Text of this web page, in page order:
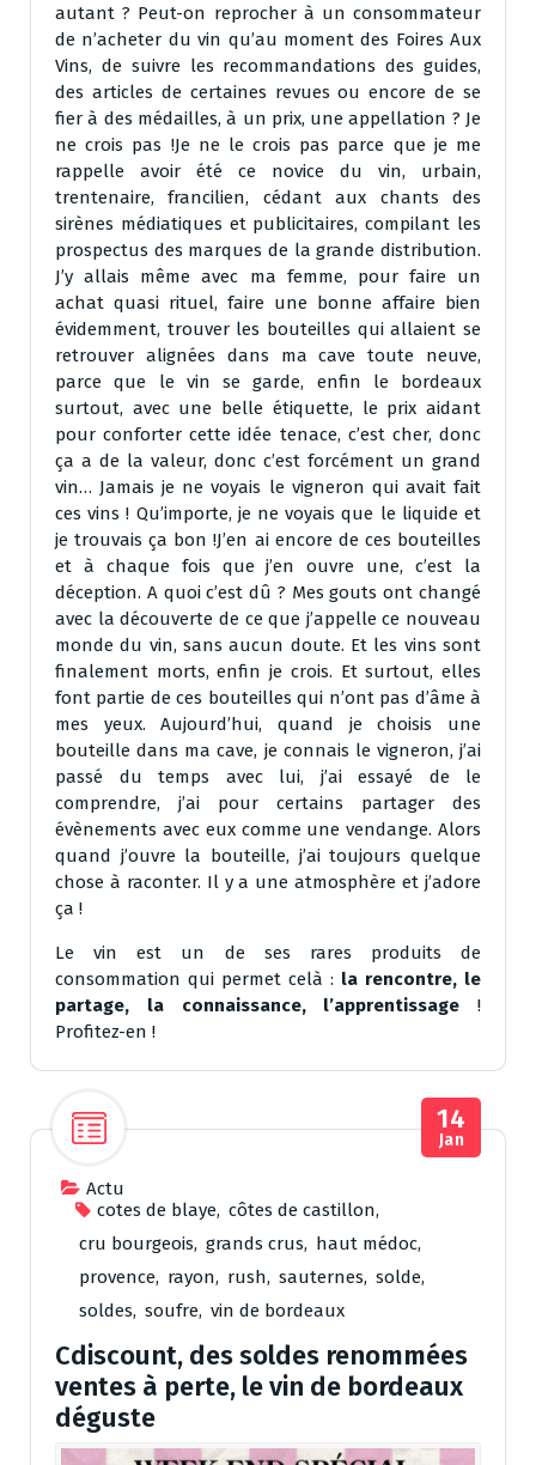
autant ? Peut-on reprocher à un consommateur
de n’acheter du vin qu’au moment des Foires Aux
Vins, de suivre les recommandations des guides,
des articles de certaines revues ou encore de se
fier à des médailles, à un prix, une appellation ? Je
ne crois pas !Je ne le crois pas parce que je me
rappelle avoir été ce novice du vin, urbain,
trentenaire, francilien, cédant aux chants des
sirènes médiatiques et publicitaires, compilant les
prospectus des marques de la grande distribution.
J’y allais même avec ma femme, pour faire un
achat quasi rituel, faire une bonne affaire bien
évidemment, trouver les bouteilles qui allaient se
retrouver alignées dans ma cave toute neuve,
parce que le vin se garde, enfin le bordeaux
surtout, avec une belle étiquette, le prix aidant
pour conforter cette idée tenace, c’est cher, donc
ça a de la valeur, donc c’est forcément un grand
vin… Jamais je ne voyais le vigneron qui avait fait
ces vins ! Qu’importe, je ne voyais que le liquide et
je trouvais ça bon !J’en ai encore de ces bouteilles
et à chaque fois que j’en ouvre une, c’est la
déception. A quoi c’est dû ? Mes gouts ont changé
avec la découverte de ce que j’appelle ce nouveau
monde du vin, sans aucun doute. Et les vins sont
finalement morts, enfin je crois. Et surtout, elles
font partie de ces bouteilles qui n’ont pas d’âme à
mes yeux. Aujourd’hui, quand je choisis une
bouteille dans ma cave, je connais le vigneron, j’ai
passé du temps avec lui, j’ai essayé de le
comprendre, j’ai pour certains partager des
évènements avec eux comme une vendange. Alors
quand j’ouvre la bouteille, j’ai toujours quelque
chose à raconter. Il y a une atmosphère et j’adore
ça !
Le vin est un de ses rares produits de
consommation qui permet celà : la rencontre, le
partage, la connaissance, l’apprentissage !
Profitez-en !
Actu
cotes de blaye, côtes de castillon,
cru bourgeois, grands crus, haut médoc,
provence, rayon, rush, sauternes, solde,
soldes, soufre, vin de bordeaux
14
Jan
Cdiscount, des soldes renommées
ventes à perte, le vin de bordeaux
déguste